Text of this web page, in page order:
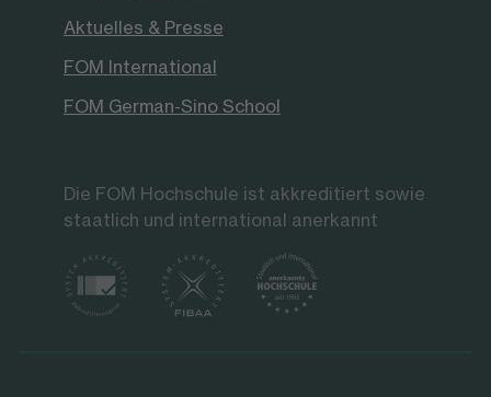
Aktuelles & Presse
FOM International
FOM German-Sino School
Die FOM Hochschule ist akkreditiert sowie
staatlich und international anerkannt